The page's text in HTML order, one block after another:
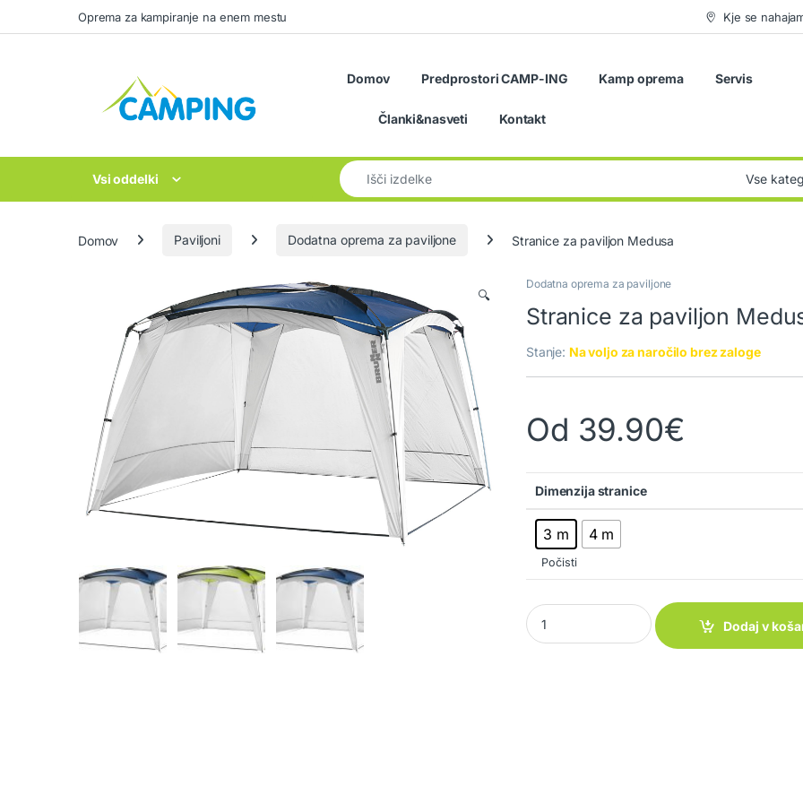
Skip to navigation
Skip to contentOprema za kampiranje na enem mestu Kje se
Domov Predprostori CAMP-ING Kamp oprema Servis
Članki&nasveti Kontakt
Vsi oddelki
Search for:
Domov Paviljoni Dodatna oprema za paviljone Stranice za paviljon Medusa
🔍
Dodatna oprema za paviljone
Stranice za paviljon
Stanje: Na voljo za naročilo brez zaloge
Od 39.90€
Dimenzija stranice
3 m 4 m
Počisti
Stranice za paviljon Medusa quantity
Dodaj v